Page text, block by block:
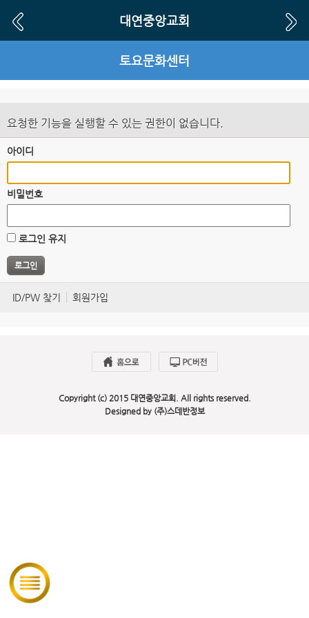
대연중앙교회
토요문화센터
요청한 기능을 실행할 수 있는 권한이 없습니다.
아이디
비밀번호
로그인 유지
ID/PW 찾기 회원가입
Copyright (c) 2015 대연중앙교회. All rights reserved.
Designed by (주)스데반정보